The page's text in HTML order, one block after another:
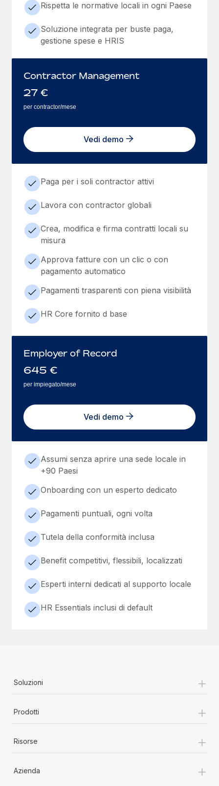
Rispetta le normative locali in ogni Paese
Soluzione integrata per buste paga,
gestione spese e HRIS
Contractor Management
27 €
per contractor/mese
Vedi demo
Paga per i soli contractor attivi
Lavora con contractor globali
Crea, modifica e firma contratti locali su
misura
Approva fatture con un clic o con
pagamento automatico
Pagamenti trasparenti con piena visibilità
HR Core fornito d base
Employer of Record
645 €
per impiegato/mese
Vedi demo
Assumi senza aprire una sede locale in
+90 Paesi
Onboarding con un esperto dedicato
Pagamenti puntuali, ogni volta
Tutela della conformità inclusa
Benefit competitivi, flessibili, localizzati
Esperti interni dedicati al supporto locale
HR Essentials inclusi di default
Soluzioni +
Prodotti +
Risorse +
Azienda +